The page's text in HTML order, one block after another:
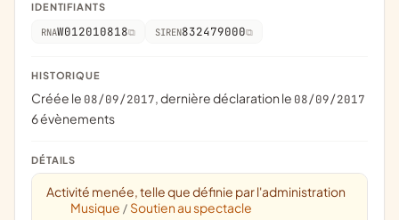
IDENTIFIANTS
RNAW012010818 SIREN832479000
HISTORIQUE
Créée le 08/09/2017, dernière déclaration le 08/09/2017
6 évènements
DÉTAILS
Activité menée, telle que définie par l'administration
Musique / Soutien au spectacle